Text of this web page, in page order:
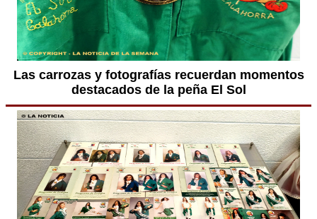
Las carrozas y fotografías recuerdan momentos
destacados de la peña El Sol